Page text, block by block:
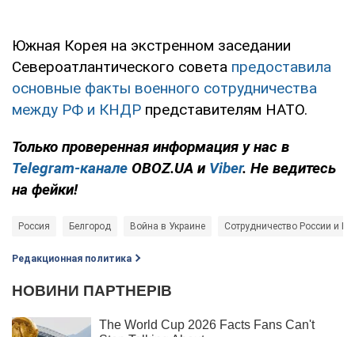
Южная Корея на экстренном заседании
Североатлантического совета предоставила
основные факты военного сотрудничества
между РФ и КНДР представителям НАТО.
Только проверенная информация у нас в
Telegram-канале OBOZ.UA и Viber. Не ведитесь
на фейки!
Россия Белгород Война в Украине Сотрудничество России и
Редакционная политика